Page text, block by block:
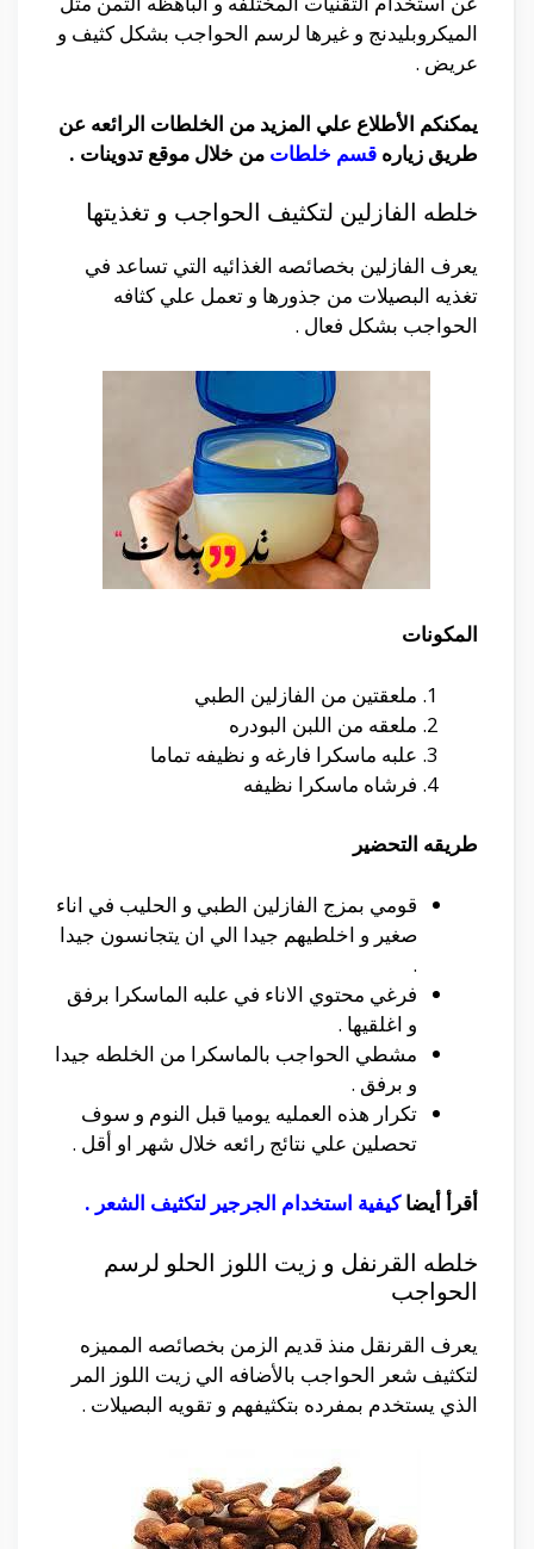
الميكروبليدنج و غيرها لرسم الحواجب بشكل كثيف و
عريض .
يمكنكم الأطلاع علي المزيد من الخلطات الرائعه عن
طريق زياره قسم خلطات من خلال موقع تدوينات .
خلطه الفازلين لتكثيف الحواجب و تغذيتها
يعرف الفازلين بخصائصه الغذائيه التي تساعد في
تغذيه البصيلات من جذورها و تعمل علي كثافه
الحواجب بشكل فعال .
المكونات
ملعقتين من الفازلين الطبي
ملعقه من اللبن البودره
علبه ماسكرا فارغه و نظيفه تماما
فرشاه ماسكرا نظيفه
طريقه التحضير
قومي بمزج الفازلين الطبي و الحليب في اناء
صغير و اخلطيهم جيدا الي ان يتجانسون جيدا
.
فرغي محتوي الاناء في علبه الماسكرا برفق
و اغلقيها .
مشطي الحواجب بالماسكرا من الخلطه جيدا
و برفق .
تكرار هذه العمليه يوميا قبل النوم و سوف
تحصلين علي نتائج رائعه خلال شهر او أقل .
أقرأ أيضاكيفية استخدام الجرجير لتكثيف الشعر .
خلطه القرنفل و زيت اللوز الحلو لرسم
الحواجب
يعرف القرنقل منذ قديم الزمن بخصائصه المميزه
لتكثيف شعر الحواجب بالأضافه الي زيت اللوز المر
الذي يستخدم بمفرده بتكثيفهم و تقويه البصيلات .